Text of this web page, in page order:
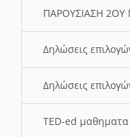
ΠΑΡΟΥΣΙΑΣΗ
Δηλώσεις
Δηλώσεις
TED-ed